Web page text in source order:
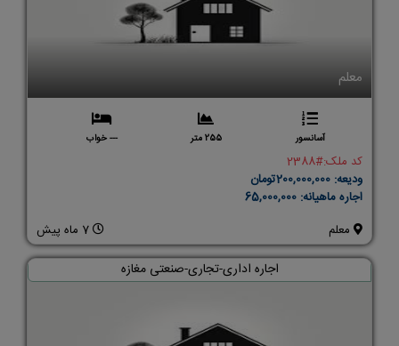
معلم
آسانسور 255 متر --- خواب
کد ملک:#2388
ودیعه:
اجاره ماهیانه:
7 ماه پیش
معلم
اجاره اداری-تجاری-صنعتی مغازه